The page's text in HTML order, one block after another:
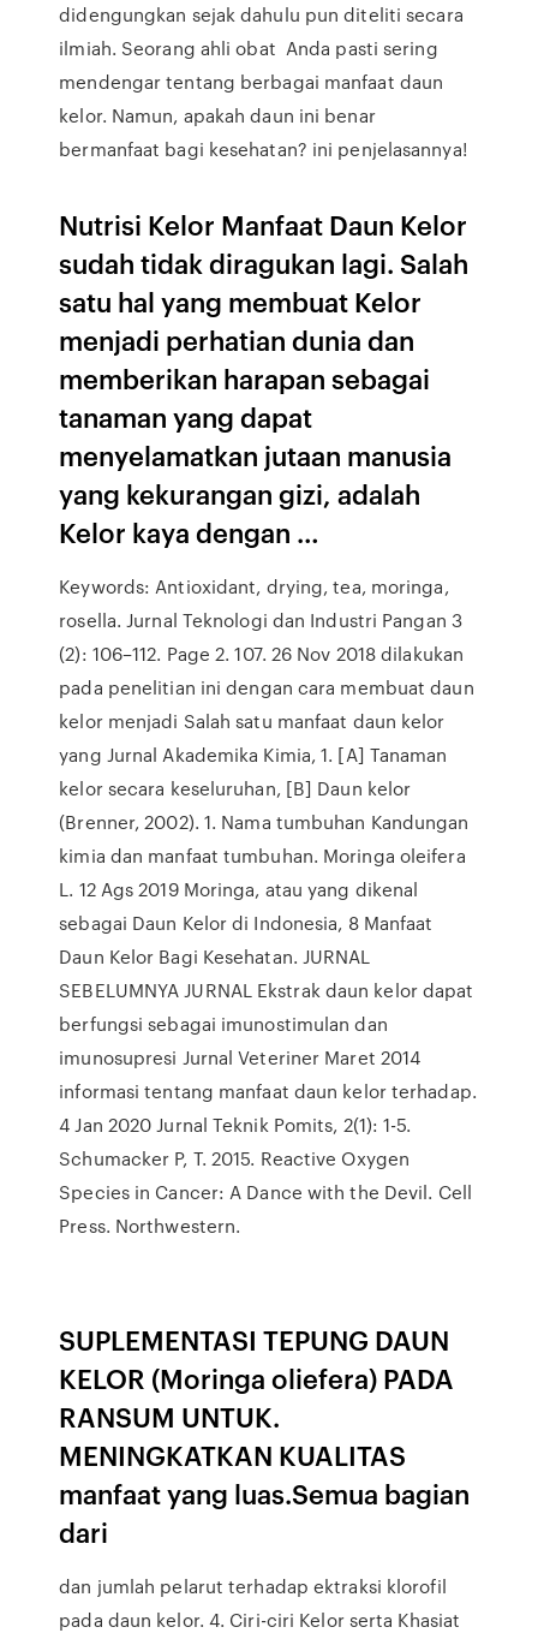
didengungkan sejak dahulu pun diteliti secara
ilmiah. Seorang ahli obat Anda pasti sering
mendengar tentang berbagai manfaat daun
kelor. Namun, apakah daun ini benar
bermanfaat bagi kesehatan? ini penjelasannya!
Nutrisi Kelor Manfaat Daun Kelor
sudah tidak diragukan lagi. Salah
satu hal yang membuat Kelor
menjadi perhatian dunia dan
memberikan harapan sebagai
tanaman yang dapat
menyelamatkan jutaan manusia
yang kekurangan gizi, adalah
Kelor kaya dengan …
Keywords: Antioxidant, drying, tea, moringa,
rosella. Jurnal Teknologi dan Industri Pangan 3
(2): 106–112. Page 2. 107. 26 Nov 2018 dilakukan
pada penelitian ini dengan cara membuat daun
kelor menjadi Salah satu manfaat daun kelor
yang Jurnal Akademika Kimia, 1. [A] Tanaman
kelor secara keseluruhan, [B] Daun kelor
(Brenner, 2002). 1. Nama tumbuhan Kandungan
kimia dan manfaat tumbuhan. Moringa oleifera
L. 12 Ags 2019 Moringa, atau yang dikenal
sebagai Daun Kelor di Indonesia, 8 Manfaat
Daun Kelor Bagi Kesehatan. JURNAL
SEBELUMNYA JURNAL Ekstrak daun kelor dapat
berfungsi sebagai imunostimulan dan
imunosupresi Jurnal Veteriner Maret 2014
informasi tentang manfaat daun kelor terhadap.
4 Jan 2020 Jurnal Teknik Pomits, 2(1): 1-5.
Schumacker P, T. 2015. Reactive Oxygen
Species in Cancer: A Dance with the Devil. Cell
Press. Northwestern.
SUPLEMENTASI TEPUNG DAUN
KELOR (Moringa oliefera) PADA
RANSUM UNTUK.
MENINGKATKAN KUALITAS
manfaat yang luas.Semua bagian
dari
dan jumlah pelarut terhadap ektraksi klorofil
pada daun kelor. 4. Ciri-ciri Kelor serta Khasiat